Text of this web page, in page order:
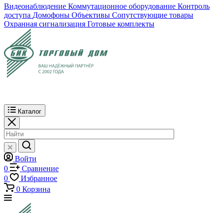
Видеонаблюдение Коммутационное оборудование Контроль
доступа Домофоны Объективы Сопутствующие товары
Охранная сигнализация Готовые комплекты
Каталог
Войти
0
Сравнение
0
Избранное
0 Корзина